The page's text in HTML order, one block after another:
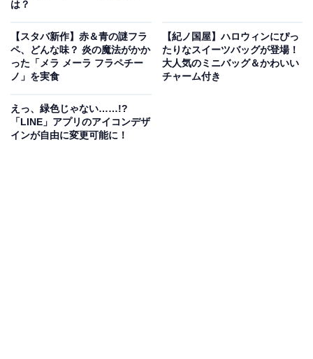
出てきます。
LINEの発表によると、キーワードは計10個。早速iOS版
は以下の7個のようです！
は？
【スタバ新作】赤＆青の謎フラ
ペ、どんな味？ 炎の魔法がかか
った「メラ メーラ フラペチー
ノ」を実食
【紀ノ国屋】ハロウィンにぴっ
たりなスイーツバッグが登場！
大人気のミニバッグ＆かわいい
チャーム付き
えっ、緑色じゃない……!?
「LINE」アプリのアイコンデザ
インが自由に変更可能に！